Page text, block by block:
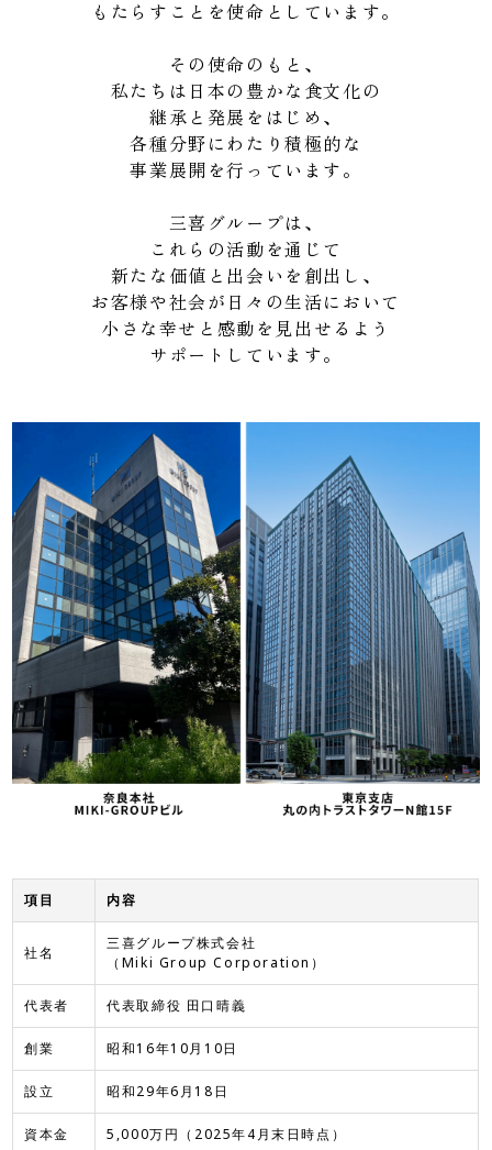
もたらすことを使命としています。
その使命のもと、
私たちは日本の豊かな食文化の
継承と発展をはじめ、
各種分野にわたり積極的な
事業展開を行っています。
三喜グループは、
これらの活動を通じて
新たな価値と出会いを創出し、
お客様や社会が日々の生活において
小さな幸せと感動を見出せるよう
サポートしています。
項目 内容
社名
三喜グループ株式会社
（Miki Group Corporation）
代表者 代表取締役 田口晴義
創業 昭和16年10月10日
設立 昭和29年6月18日
資本金 5,000万円（2025年4月末日時点）